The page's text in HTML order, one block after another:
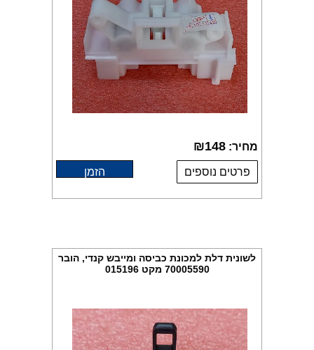
מחיר: ₪148
פרטים נוספים הזמן
לשונית דלת למכונת כביסה ומייבש קנדי, הובר
70005590 מקט 015196